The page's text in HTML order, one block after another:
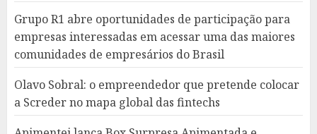
Grupo R1 abre oportunidades de participação para
empresas interessadas em acessar uma das maiores
comunidades de empresários do Brasil
Olavo Sobral: o empreendedor que pretende colocar
a Screder no mapa global das fintechs